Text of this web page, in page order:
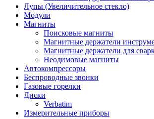
Лупы (Увеличительное стекло)
Модули
Магниты
Поисковые магниты
Магнитные держатели
Магнитные держатели для
Неодимовые магниты
Автокомпрессоры
Беспроводные звонки
Газовые горелки
Диски
Verbatim
Измерительные приборы